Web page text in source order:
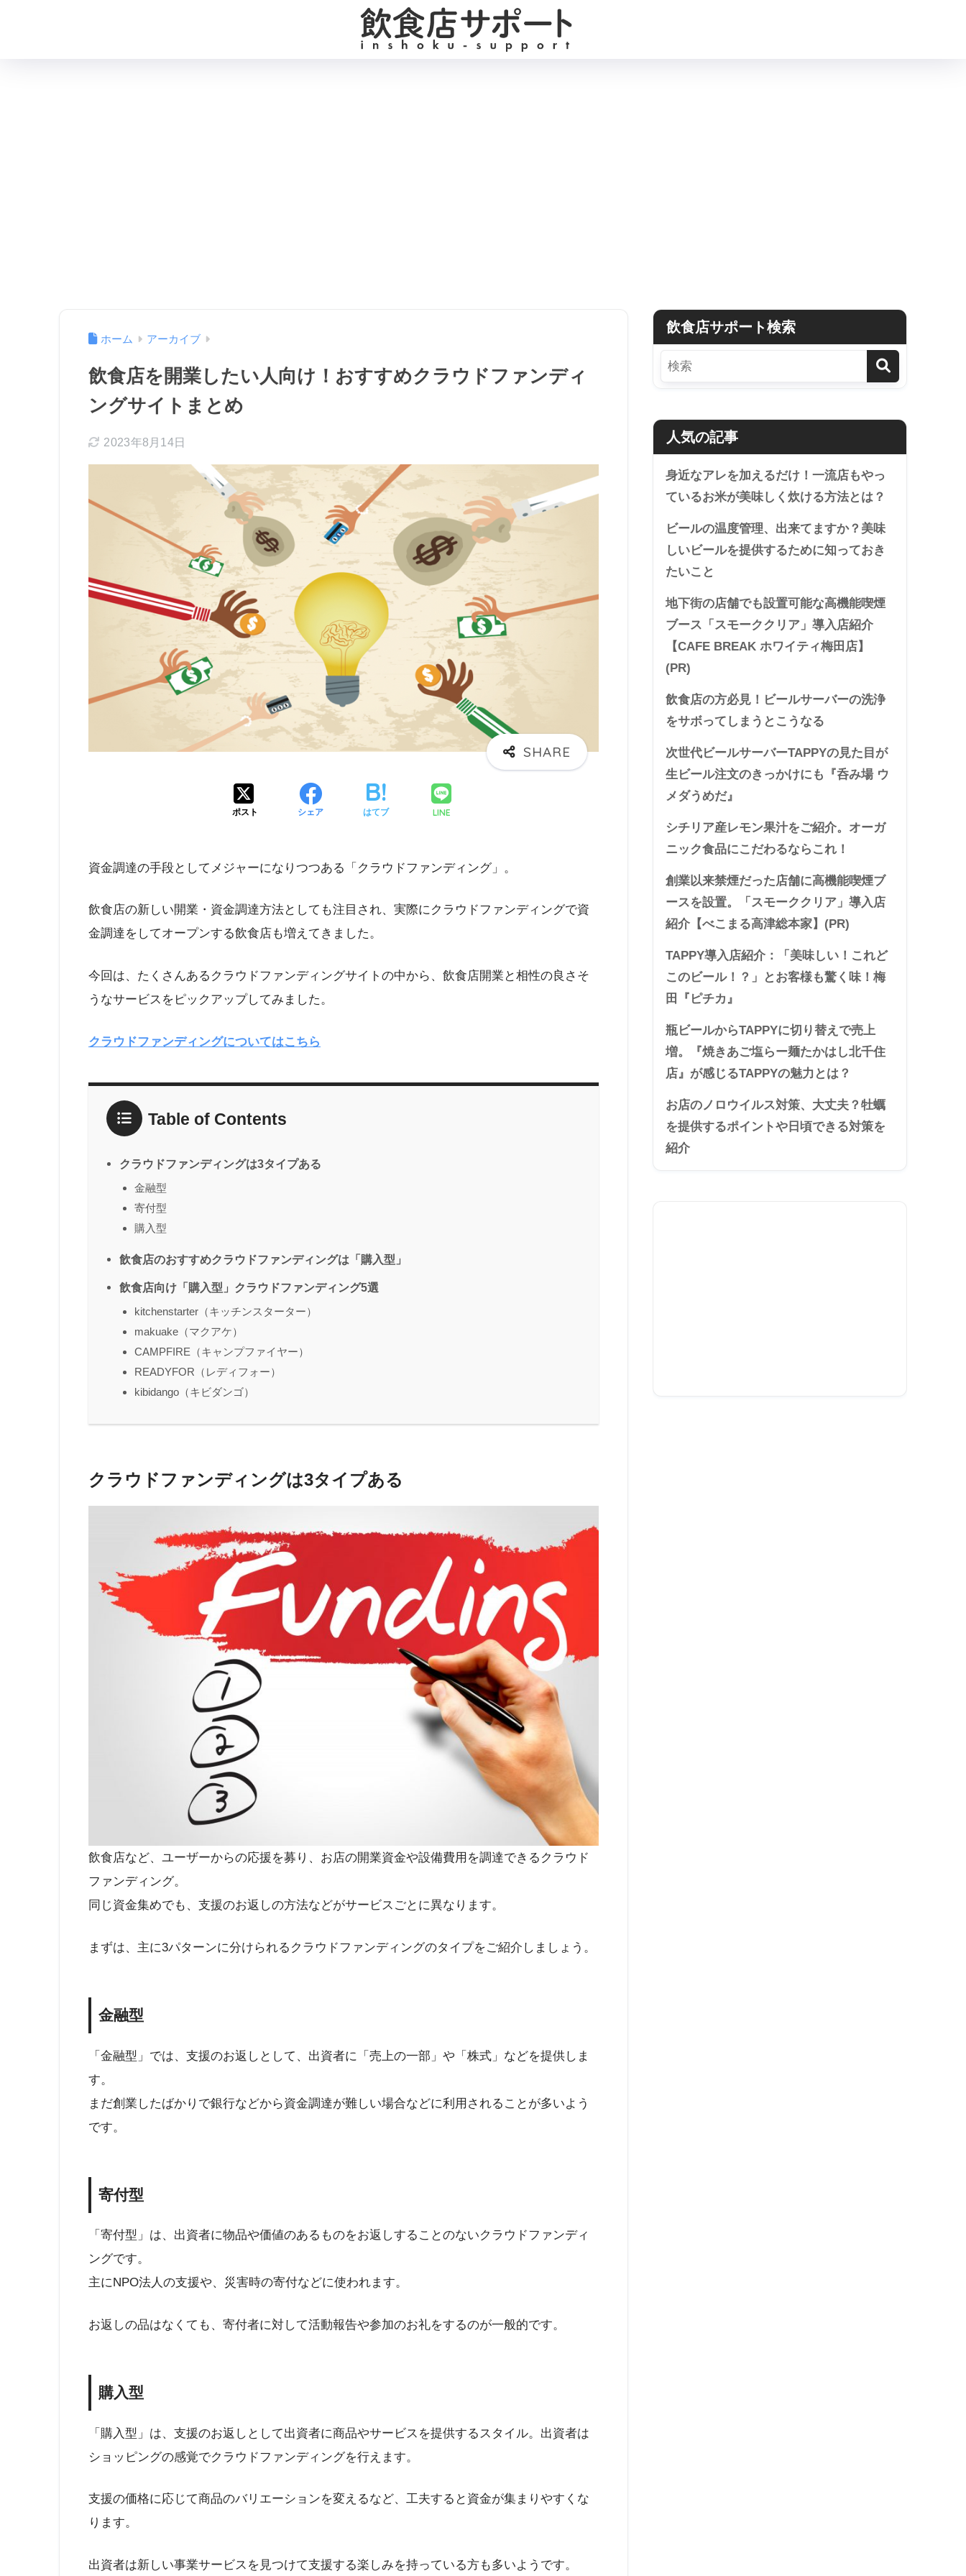
ホーム アーカイブ
飲食店を開業したい人向け！おすすめクラウドファンディ
ングサイトまとめ
2023年8月14日
ポスト シェア はてブ LINE
資金調達の手段としてメジャーになりつつある「クラウドファンディング」。
飲食店の新しい開業・資金調達方法としても注目され、実際にクラウドファンディングで資
金調達をしてオープンする飲食店も増えてきました。
今回は、たくさんあるクラウドファンディングサイトの中から、飲食店開業と相性の良さそ
うなサービスをピックアップしてみました。
クラウドファンディングについてはこちら
Table of Contents
クラウドファンディングは3タイプある
金融型
寄付型
購入型
飲食店のおすすめクラウドファンディングは「購入型」
飲食店向け「購入型」クラウドファンディング5選
kitchenstarter（キッチンスターター）
makuake（マクアケ）
CAMPFIRE（キャンプファイヤー）
READYFOR（レディフォー）
kibidango（キビダンゴ）
クラウドファンディングは3タイプある
飲食店など、ユーザーからの応援を募り、お店の開業資金や設備費用を調達できるクラウド
ファンディング。
同じ資金集めでも、支援のお返しの方法などがサービスごとに異なります。
まずは、主に3パターンに分けられるクラウドファンディングのタイプをご紹介しましょう。
金融型
「金融型」では、支援のお返しとして、出資者に「売上の一部」や「株式」などを提供しま
す。
まだ創業したばかりで銀行などから資金調達が難しい場合などに利用されることが多いよう
です。
寄付型
「寄付型」は、出資者に物品や価値のあるものをお返しすることのないクラウドファンディ
ングです。
主にNPO法人の支援や、災害時の寄付などに使われます。
お返しの品はなくても、寄付者に対して活動報告や参加のお礼をするのが一般的です。
購入型
「購入型」は、支援のお返しとして出資者に商品やサービスを提供するスタイル。出資者は
ショッピングの感覚でクラウドファンディングを行えます。
支援の価格に応じて商品のバリエーションを変えるなど、工夫すると資金が集まりやすくな
ります。
出資者は新しい事業サービスを見つけて支援する楽しみを持っている方も多いようです。
飲食店サポート検索
人気の記事
身近なアレを加えるだけ！一流店もやっ
ているお米が美味しく炊ける方法とは？
ビールの温度管理、出来てますか？美味
しいビールを提供するために知っておき
たいこと
地下街の店舗でも設置可能な高機能喫煙
ブース「スモーククリア」導入店紹介
【CAFE BREAK ホワイティ梅田店】
(PR)
飲食店の方必見！ビールサーバーの洗浄
をサボってしまうとこうなる
次世代ビールサーバーTAPPYの見た目が
生ビール注文のきっかけにも『呑み場 ウ
メダうめだ』
シチリア産レモン果汁をご紹介。オーガ
ニック食品にこだわるならこれ！
創業以来禁煙だった店舗に高機能喫煙ブ
ースを設置。「スモーククリア」導入店
紹介【べこまる高津総本家】(PR)
TAPPY導入店紹介：「美味しい！これど
このビール！？」とお客様も驚く味！梅
田『ピチカ』
瓶ビールからTAPPYに切り替えで売上
増。『焼きあご塩らー麺たかはし北千住
店』が感じるTAPPYの魅力とは？
お店のノロウイルス対策、大丈夫？牡蠣
を提供するポイントや日頃できる対策を
紹介